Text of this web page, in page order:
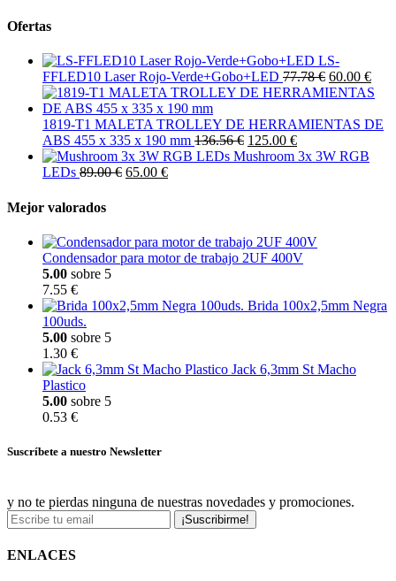
Ofertas
LS-
FFLED10 Laser Rojo-Verde+Gobo+LED 77.78 € 60.00 €
1819-T1 MALETA TROLLEY DE HERRAMIENTAS DE
ABS 455 x 335 x 190 mm 136.56 € 125.00 €
Mushroom 3x 3W RGB
LEDs 89.00 € 65.00 €
Mejor valorados
Condensador para motor de trabajo 2UF 400V
5.00 sobre 5
7.55 €
Brida 100x2,5mm Negra
100uds.
5.00 sobre 5
1.30 €
Jack 6,3mm St Macho
Plastico
5.00 sobre 5
0.53 €
Suscríbete a nuestro Newsletter
y no te pierdas ninguna de nuestras novedades y promociones.
¡Suscribirme!
ENLACES